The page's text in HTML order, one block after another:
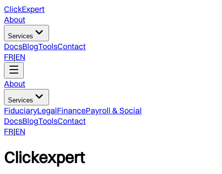
ClickExpert
About
Services
DocsBlogToolsContact
FR|EN
About
Services
FiduciaryLegalFinancePayroll & Social
DocsBlogToolsContact
FR|EN
Clickexpert